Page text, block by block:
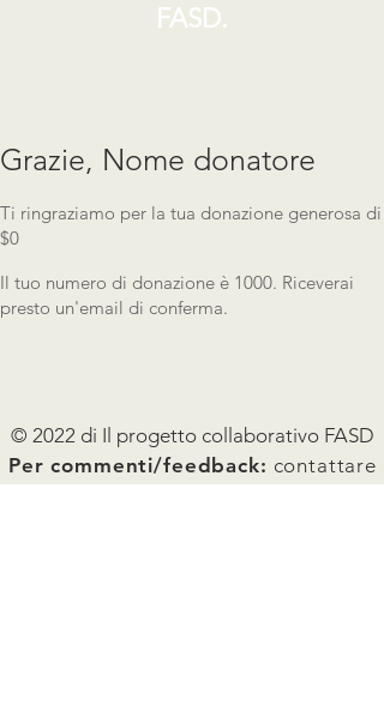
FASD.
Grazie, Nome donatore
Ti ringraziamo per la tua donazione generosa di
$0
Il tuo numero di donazione è 1000. Riceverai
presto un'email di conferma.
© 2022 di Il progetto collaborativo FASD
Per commenti/feedback: contattare